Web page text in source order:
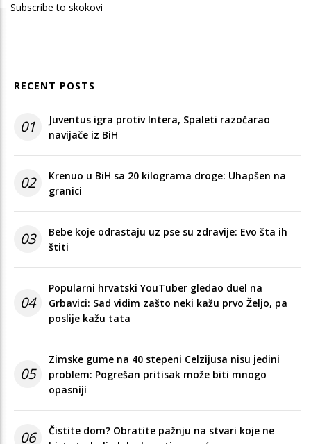
Subscribe to skokovi
RECENT POSTS
01
Juventus igra protiv Intera, Spaleti razočarao
navijače iz BiH
02
Krenuo u BiH sa 20 kilograma droge: Uhapšen na
granici
03
Bebe koje odrastaju uz pse su zdravije: Evo šta ih
štiti
04
Popularni hrvatski YouTuber gledao duel na
Grbavici: Sad vidim zašto neki kažu prvo Željo, pa
poslije kažu tata
05
Zimske gume na 40 stepeni Celzijusa nisu jedini
problem: Pogrešan pritisak može biti mnogo
opasniji
06
Čistite dom? Obratite pažnju na stvari koje ne